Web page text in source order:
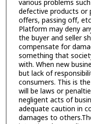
various problems
defective products or
offers, passing off,
Platform may deny
the buyer and seller
compensate for
something that
with. When new
but lack of
consumers. This is
will be laws or
negligent acts of
adequate caution in
damages to